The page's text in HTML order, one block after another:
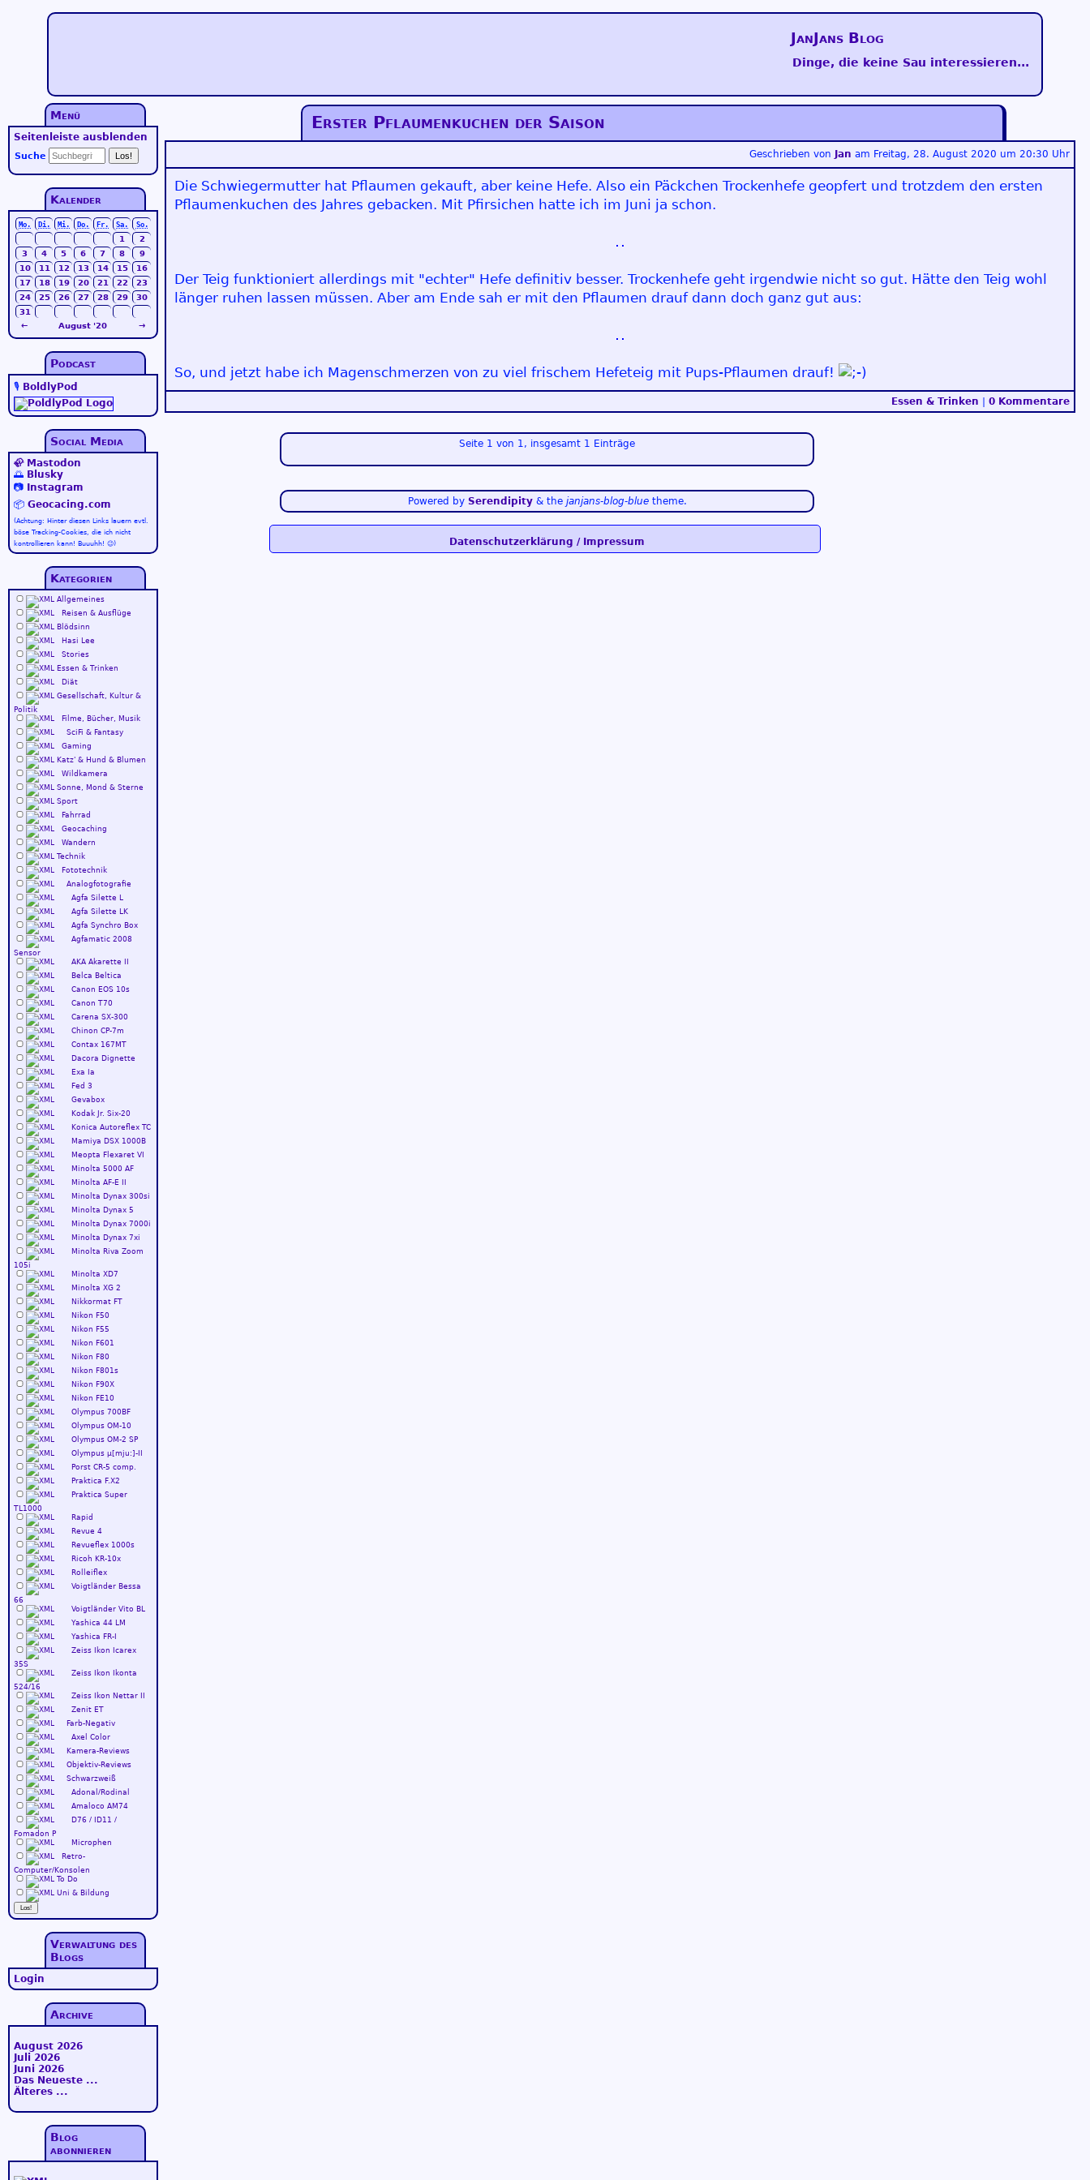
JanJans Blog
Dinge, die keine Sau interessieren...
Suche
Erster Pflaumenkuchen der Saison
Geschrieben von Jan am Freitag, 28. August 2020 um 20:30 Uhr
Die Schwiegermutter hat Pflaumen gekauft, aber keine Hefe. Also ein Päckchen Trockenhefe geopfert und trotzdem den ersten
Pflaumenkuchen des Jahres gebacken. Mit Pfirsichen hatte ich im Juni ja schon.
Der Teig funktioniert allerdings mit "echter" Hefe definitiv besser. Trockenhefe geht irgendwie nicht so gut. Hätte den Teig wohl
länger ruhen lassen müssen. Aber am Ende sah er mit den Pflaumen drauf dann doch ganz gut aus:
So, und jetzt habe ich Magenschmerzen von zu viel frischem Hefeteig mit Pups-Pflaumen drauf!
Essen & Trinken | 0 Kommentare
Seite 1 von 1, insgesamt 1 Einträge
Menü
Seitenleiste ausblenden
Kalender
Mo. Di. Mi. Do. Fr. Sa. So.
← August '20 →
1
2
3
4 5 6 7 8
9
10
11 12 13 14 15
16
17
18 19 20 21 22
23
24
25 26 27 28 29
30
31
Podcast
🎙️ BoldlyPod
Social Media
🦣 Mastodon
🌅 Blusky
📷
Instagram
📦 Geocacing.com
(Achtung: Hinter diesen Links lauern evtl.
böse Tracking-Cookies, die ich nicht
kontrollieren kann! Buuuhh! 😉)
Kategorien
Allgemeines
Reisen & Ausflüge
Blödsinn
Hasi Lee
Stories
Essen & Trinken
Diät
Gesellschaft, Kultur &
Politik
Filme, Bücher, Musik
SciFi & Fantasy
Gaming
Katz' & Hund & Blumen
Wildkamera
Sonne, Mond & Sterne
Sport
Fahrrad
Geocaching
Wandern
Technik
Fototechnik
Analogfotografie
Agfa Silette L
Agfa Silette LK
Agfa Synchro Box
Agfamatic 2008
Sensor
AKA Akarette II
Belca Beltica
Canon EOS 10s
Canon T70
Carena SX-300
Chinon CP-7m
Contax 167MT
Dacora Dignette
Exa Ia
Fed 3
Gevabox
Kodak Jr. Six-20
Konica Autoreflex TC
Mamiya DSX 1000B
Meopta Flexaret VI
Minolta 5000 AF
Minolta AF-E II
Minolta Dynax 300si
Minolta Dynax 5
Minolta Dynax 7000i
Minolta Dynax 7xi
Minolta Riva Zoom
105i
Minolta XD7
Minolta XG 2
Nikkormat FT
Nikon F50
Nikon F55
Nikon F601
Nikon F80
Nikon F801s
Nikon F90X
Nikon FE10
Olympus 700BF
Olympus OM-10
Olympus OM-2 SP
Olympus µ[mju:]-II
Porst CR-5 comp.
Praktica F.X2
Praktica Super
TL1000
Rapid
Revue 4
Revueflex 1000s
Ricoh KR-10x
Rolleiflex
Voigtländer Bessa
66
Voigtländer Vito BL
Yashica 44 LM
Yashica FR-I
Zeiss Ikon Icarex
35S
Zeiss Ikon Ikonta
524/16
Zeiss Ikon Nettar II
Zenit ET
Farb-Negativ
Axel Color
Kamera-Reviews
Objektiv-Reviews
Schwarzweiß
Adonal/Rodinal
Amaloco AM74
D76 / ID11 /
Fomadon P
Microphen
Retro-
Computer/Konsolen
To Do
Uni & Bildung
Verwaltung des
Blogs
Login
Archive
August 2026
Juli 2026
Juni 2026
Das Neueste ...
Älteres ...
Blog
abonnieren
Powered by Serendipity& the janjans-blog-bluetheme.
Datenschutzerklärung / Impressum